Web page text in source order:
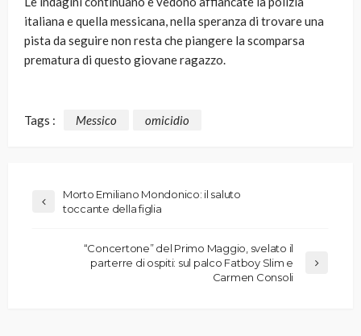
italiana e quella messicana, nella speranza di trovare una
pista da seguire non resta che piangere la scomparsa
prematura di questo giovane ragazzo.
Tags : Messico omicidio
Morto Emiliano Mondonico: il saluto
toccante della figlia
“Concertone” del Primo Maggio, svelato il
parterre di ospiti: sul palco Fatboy Slim e
Carmen Consoli